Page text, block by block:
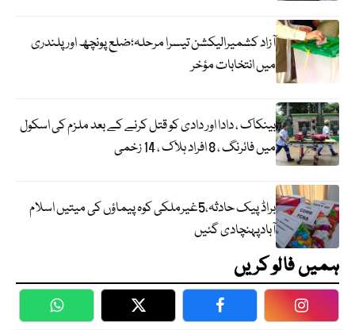
آزاد کشمیرالیکشن تیسرا مرحلہ؛ضلع پونچھ اور پلندری
میں انتخابات مؤخر
بینکاک ، دادا اور دادی کو قتل کرنے کے بعد ملزم کی اسکول
میں فائرنگ ، 8 افراد ہلاک ، 14 زخمی
براڈ پیک حادثہ،5غیرملکی کوہ پیماؤں کی میتیں اسلام
آبادپہنچادی گئیں
ہمیں فالو کریں
WhatsApp Twitter Facebook